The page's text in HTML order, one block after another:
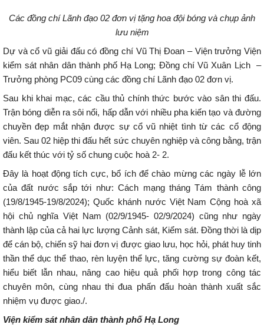
Các đồng chí Lãnh đạo 02 đơn vị tặng hoa đội bóng và chụp ảnh
lưu niệm
Dự và cổ vũ giải đấu có đồng chí Vũ Thị Đoan – Viện trưởng Viện
kiểm sát nhân dân thành phố Hạ Long; Đồng chí Vũ Xuân Lịch –
Trưởng phòng PC09 cùng các đồng chí Lãnh đạo 02 đơn vị.
Sau khi khai mạc, các cầu thủ chính thức bước vào sân thi đấu.
Trận bóng diễn ra sôi nổi, hấp dẫn với nhiều pha kiến tạo và đường
chuyền đẹp mắt nhận được sự cổ vũ nhiệt tình từ các cổ động
viên. Sau 02 hiệp thi đấu hết sức chuyên nghiệp và công bằng, trận
đấu kết thúc với tỷ số chung cuộc hoà 2- 2.
Đây là hoạt động tích cực, bổ ích để chào mừng các ngày lễ lớn
của đất nước sắp tới như: Cách mạng tháng Tám thành công
(19/8/1945-19/8/2024); Quốc khánh nước Việt Nam Cộng hoà xã
hội chủ nghĩa Việt Nam (02/9/1945- 02/9/2024) cũng như ngày
thành lập của cả hai lực lượng Cảnh sát, Kiểm sát. Đồng thời là dịp
để cán bộ, chiến sỹ hai đơn vị được giao lưu, học hỏi, phát huy tinh
thần thể dục thể thao, rèn luyện thể lực, tăng cường sự đoàn kết,
hiểu biết lẫn nhau, nâng cao hiệu quả phối hợp trong công tác
chuyên môn, cùng nhau thi đua phấn đấu hoàn thành xuất sắc
nhiệm vụ được giao./.
Viện kiểm sát nhân dân thành phố Hạ Long